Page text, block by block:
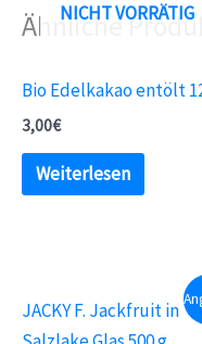
Ähnliche
NICHT VORRÄTIG
Bio Edelkakao entölt
3,00€
Weiterlesen
JACKY F. Jackfruit in